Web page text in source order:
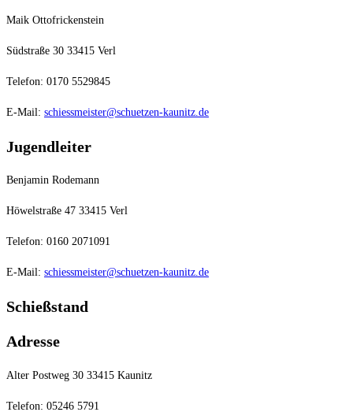
Maik Ottofrickenstein
Südstraße 30 33415 Verl
Telefon: 0170 5529845
E-Mail: schiessmeister@schuetzen-kaunitz.de
Jugendleiter
Benjamin Rodemann
Höwelstraße 47 33415 Verl
Telefon: 0160 2071091
E-Mail: schiessmeister@schuetzen-kaunitz.de
Schießstand
Adresse
Alter Postweg 30 33415 Kaunitz
Telefon: 05246 5791